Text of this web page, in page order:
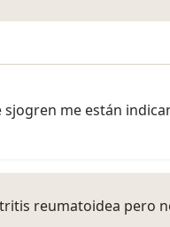
me están
reumatoidea pero